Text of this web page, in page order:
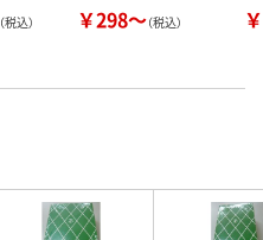
（税込） ￥298～（税込）